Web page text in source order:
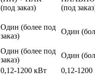
(под заказ)
(под
Один (более под
заказ)
Один
Один (более под
заказ)
Один
0,12-1200 кВт 0,12-1200